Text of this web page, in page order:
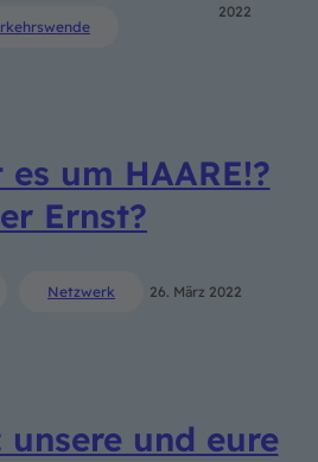
2022
um HAARE!?
Ernst?
Netzwerk 26. März 2022
unsere und eure